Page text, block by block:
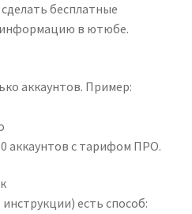
бесплатные
в ютюбе.
аккаунтов. Пример:
аккаунтов с тарифом ПРО.
есть способ: